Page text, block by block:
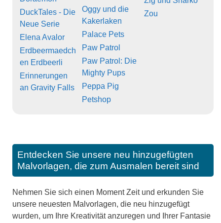
DuckTales - Die
Neue Serie
Elena Avalor
Erdbeermaedch
en Erdbeerli
Erinnerungen
an Gravity Falls
Oggy und die
Kakerlaken
Palace Pets
Paw Patrol
Paw Patrol: Die
Mighty Pups
Peppa Pig
Petshop
Zou
Entdecken Sie unsere neu hinzugefügten
Malvorlagen, die zum Ausmalen bereit sind
Nehmen Sie sich einen Moment Zeit und erkunden Sie
unsere neuesten Malvorlagen, die neu hinzugefügt
wurden, um Ihre Kreativität anzuregen und Ihrer Fantasie